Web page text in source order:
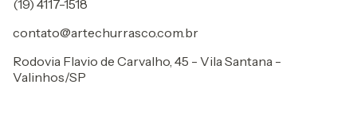
(19) 4117-1518
contato@artechurrasco.com.br
Rodovia Flavio de Carvalho, 45 - Vila Santana -
Valinhos/SP